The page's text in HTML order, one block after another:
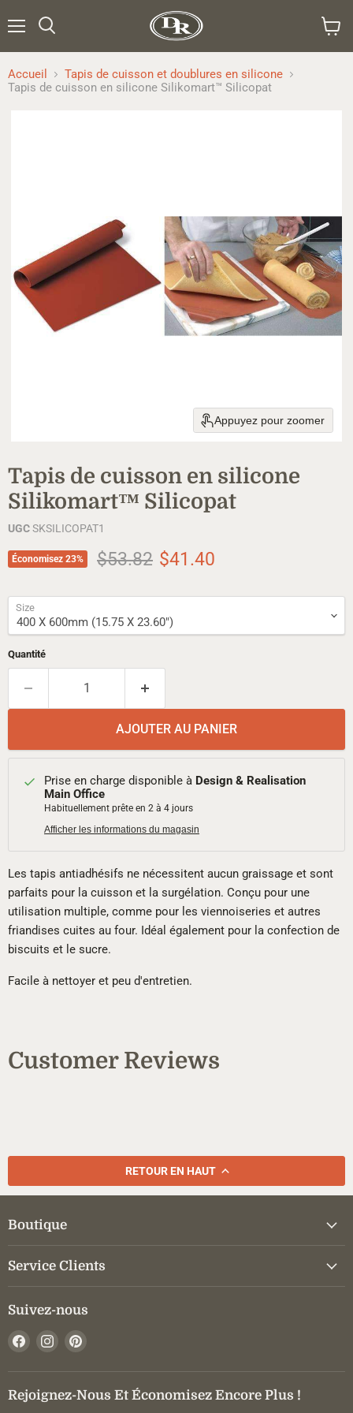
le
Accueil
Tapis de cuisson et doublures en silicone
Tapis de cuisson en silicone Silikomart™ Silicopat
Appuyez pour zoomer
Tapis de cuisson en silicone
Silikomart™ Silicopat
UGCSKSILICOPAT1
Économisez 23% Prix d'origine
$53.82 Prix actuel
$41.40
Size
Quantité
AJOUTER AU PANIER
Prise en charge disponible à Design & Realisation
Main Office
Habituellement prête en 2 à 4 jours
Afficher les informations du magasin
Les tapis antiadhésifs ne nécessitent aucun graissage et sont
parfaits pour la cuisson et la surgélation. Conçu pour une
utilisation multiple, comme pour les viennoiseries et autres
friandises cuites au four. Idéal également pour la confection de
biscuits et le sucre.
Facile à nettoyer et peu d'entretien.
Customer Reviews
RETOUR EN HAUT
Boutique
Service Clients
Suivez-nous
Trouvez-
sur
Facebook
Trouvez-
sur
Instagram
sur
Pinterest
Rejoignez-Nous Et Économisez Encore Plus !